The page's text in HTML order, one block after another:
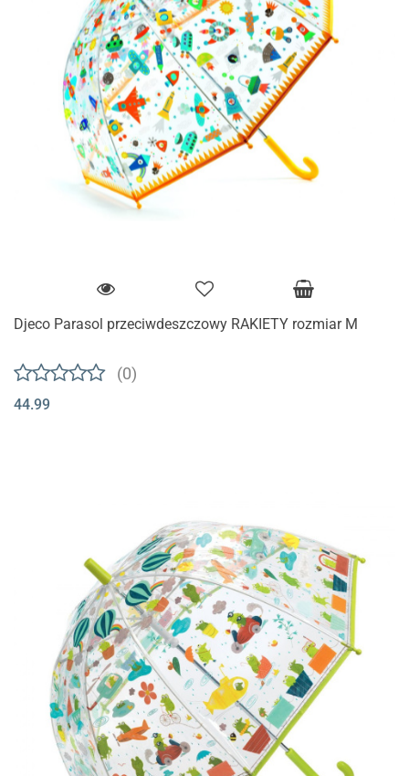
Djeco Parasol przeciwdeszczowy RAKIETY rozmiar M
(0)
44.99